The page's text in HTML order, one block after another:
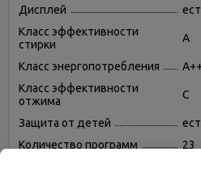
Дисплей
Класс эффективности
стирки
A
Класс энергопотребления
A++
Класс эффективности
отжима
C
Защита от детей
Количество программ
23